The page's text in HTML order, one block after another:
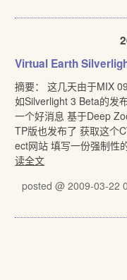
Virtual Earth
摘要： 这几天由于MIX
如Silverlight 3 Beta的发
一个好消息 基于Deep
TP版也发布了 获取这个
ect网站 填写一份强制性
读全文
posted @ 2009-03-22